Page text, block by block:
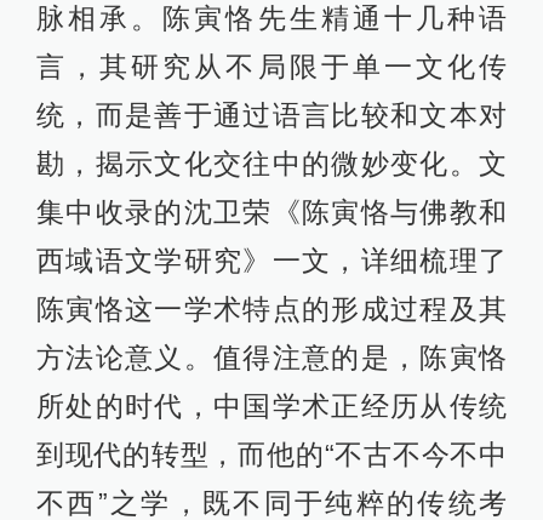
脉相承。陈寅恪先生精通十几种语
言，其研究从不局限于单一文化传
统，而是善于通过语言比较和文本对
勘，揭示文化交往中的微妙变化。文
集中收录的沈卫荣《陈寅恪与佛教和
西域语文学研究》一文，详细梳理了
陈寅恪这一学术特点的形成过程及其
方法论意义。值得注意的是，陈寅恪
所处的时代，中国学术正经历从传统
到现代的转型，而他的“不古不今不中
不西”之学，既不同于纯粹的传统考